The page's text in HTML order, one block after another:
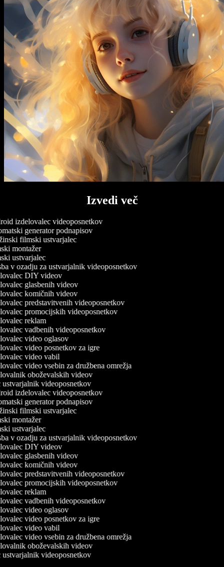
Izvedi več
izdelovalec videoposnetkov
generator podnapisov
filmski ustvarjalec
montažer
ustvarjalec
v ozadju za ustvarjalnik videoposnetkov
DIY videov
glasbenih videov
komičnih videov
predstavitvenih videoposnetkov
promocijskih videoposnetkov
reklam
vadbenih videoposnetkov
video oglasov
video posnetkov za igre
video vabil
video vsebin za družbena omrežja
oboževalskih videov
videoposnetkov
izdelovalec videoposnetkov
generator podnapisov
filmski ustvarjalec
montažer
ustvarjalec
v ozadju za ustvarjalnik videoposnetkov
DIY videov
glasbenih videov
komičnih videov
predstavitvenih videoposnetkov
promocijskih videoposnetkov
reklam
vadbenih videoposnetkov
video oglasov
video posnetkov za igre
video vabil
video vsebin za družbena omrežja
oboževalskih videov
videoposnetkov